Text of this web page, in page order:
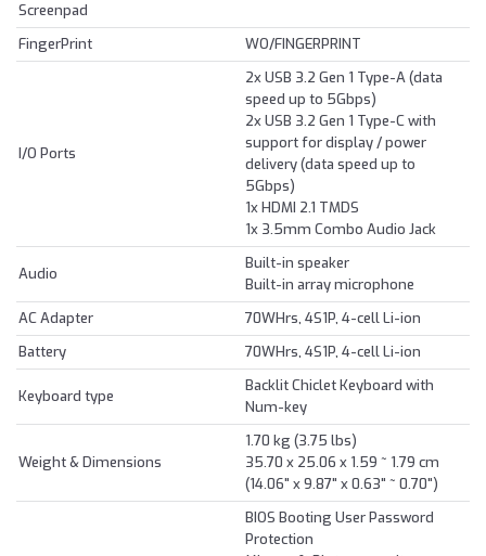
Screenpad
FingerPrint
WO/FINGERPRINT
I/O Ports
2x USB 3.2 Gen 1 Type-A (data
speed up to 5Gbps)
2x USB 3.2 Gen 1 Type-C with
support for display / power
delivery (data speed up to
5Gbps)
1x HDMI 2.1 TMDS
1x 3.5mm Combo Audio Jack
Audio
Built-in speaker
Built-in array microphone
AC Adapter
70WHrs, 4S1P, 4-cell Li-ion
Battery
70WHrs, 4S1P, 4-cell Li-ion
Keyboard type
Backlit Chiclet Keyboard with
Num-key
Weight & Dimensions
1.70 kg (3.75 lbs)
35.70 x 25.06 x 1.59 ~ 1.79 cm
(14.06" x 9.87" x 0.63" ~ 0.70")
BIOS Booting User Password
Protection